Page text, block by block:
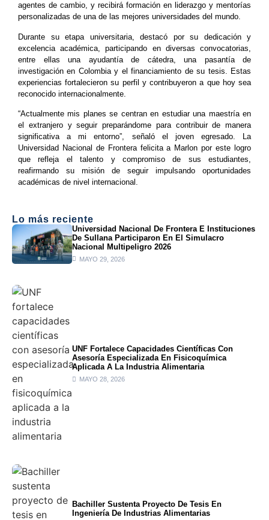
agentes de cambio, y recibirá formación en liderazgo y mentorías
personalizadas de una de las mejores universidades del mundo.
Durante su etapa universitaria, destacó por su dedicación y
excelencia académica, participando en diversas convocatorias,
entre ellas una ayudantía de cátedra, una pasantía de
investigación en Colombia y el financiamiento de su tesis. Estas
experiencias fortalecieron su perfil y contribuyeron a que hoy sea
reconocido internacionalmente.
“Actualmente mis planes se centran en estudiar una maestría en
el extranjero y seguir preparándome para contribuir de manera
significativa a mi entorno”, señaló el joven egresado. La
Universidad Nacional de Frontera felicita a Marlon por este logro
que refleja el talento y compromiso de sus estudiantes,
reafirmando su misión de seguir impulsando oportunidades
académicas de nivel internacional.
Lo más reciente
Universidad Nacional De Frontera E Instituciones
De Sullana Participaron En El Simulacro
Nacional Multipeligro 2026
MAYO 29, 2026
UNF Fortalece Capacidades Científicas Con
Asesoría Especializada En Fisicoquímica
Aplicada A La Industria Alimentaria
MAYO 28, 2026
Bachiller Sustenta Proyecto De Tesis En
Ingeniería De Industrias Alimentarias